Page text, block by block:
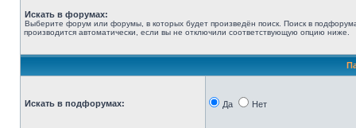
Искать в форумах:
Выберите форум или форумы, в которых будет произведён поиск. Поиск в
производится автоматически, если вы не отключили соответствующую опцию ниже.
Искать в подфорумах: Да Нет